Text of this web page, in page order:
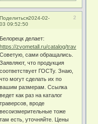
Поделиться 2
2024-02-
03 09:52:50
Белорецк делает:
https://zvometall.ru/catalog/traversy
Советую, сами обращались.
Заявляют, что продукция
соответствует ГОСТу. Знаю,
что могут сделать их по
вашим размерам. Ссылка
ведет как раз на каталог
траверсов, вроде
весоизмерительные тоже
там есть, уточняйте. Цены